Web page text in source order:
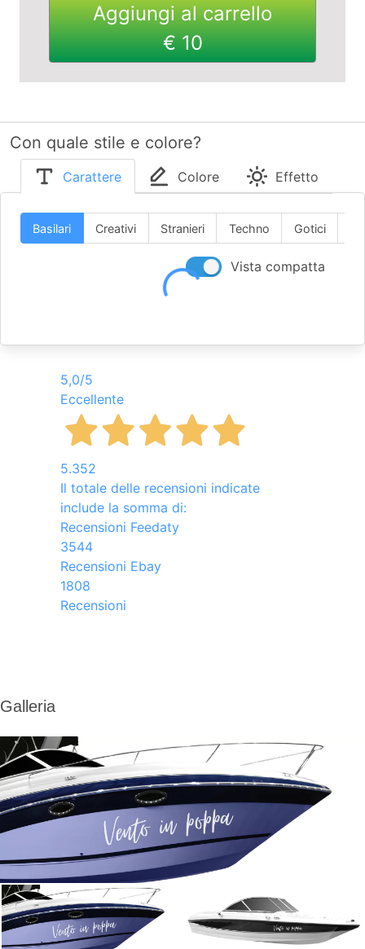
Aggiungi al carrello
€ 10
Con quale stile e colore?
Carattere Colore Effetto
Basilari Creativi Stranieri Techno Gotici
Vista compatta
5,0/5
Eccellente
5.352
Il totale delle recensioni indicate
include la somma di:
Recensioni Feedaty
3544
Recensioni Ebay
1808
Recensioni
Galleria